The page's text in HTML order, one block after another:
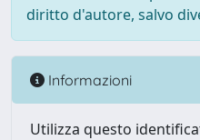
diritto d'autore, salvo
Informazioni
Utilizza questo